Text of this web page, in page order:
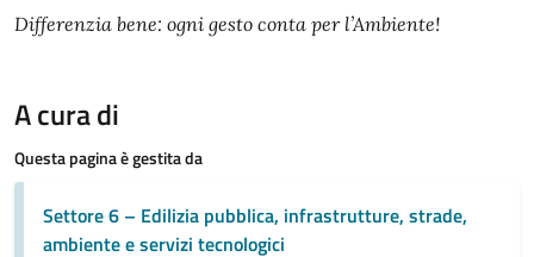
Differenzia bene: ogni gesto conta per l’Ambiente!
A cura di
Questa pagina è gestita da
Settore 6 – Edilizia pubblica, infrastrutture, strade,
ambiente e servizi tecnologici